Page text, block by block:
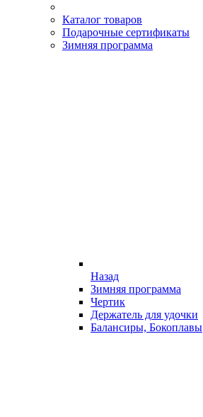
Каталог товаров
Подарочные сертификаты
Зимняя программа
Назад
Зимняя программа
Чертик
Держатель для удочки
Балансиры, Бокоплавы